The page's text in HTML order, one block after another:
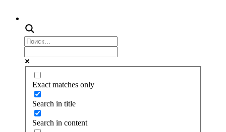
Exact matches only
Search in title
Search in content